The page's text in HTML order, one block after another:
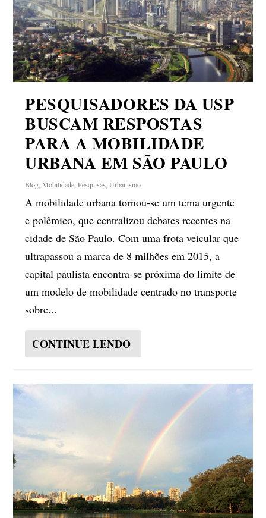
PESQUISADORES DA USP
BUSCAM RESPOSTAS
PARA A MOBILIDADE
URBANA EM SÃO PAULO
Blog ,Mobilidade ,Pesquisas ,Urbanismo
A mobilidade urbana tornou-se um tema urgente
e polêmico, que centralizou debates recentes na
cidade de São Paulo. Com uma frota veicular que
ultrapassou a marca de 8 milhões em 2015, a
capital paulista encontra-se próxima do limite de
um modelo de mobilidade centrado no transporte
sobre...
CONTINUE LENDO